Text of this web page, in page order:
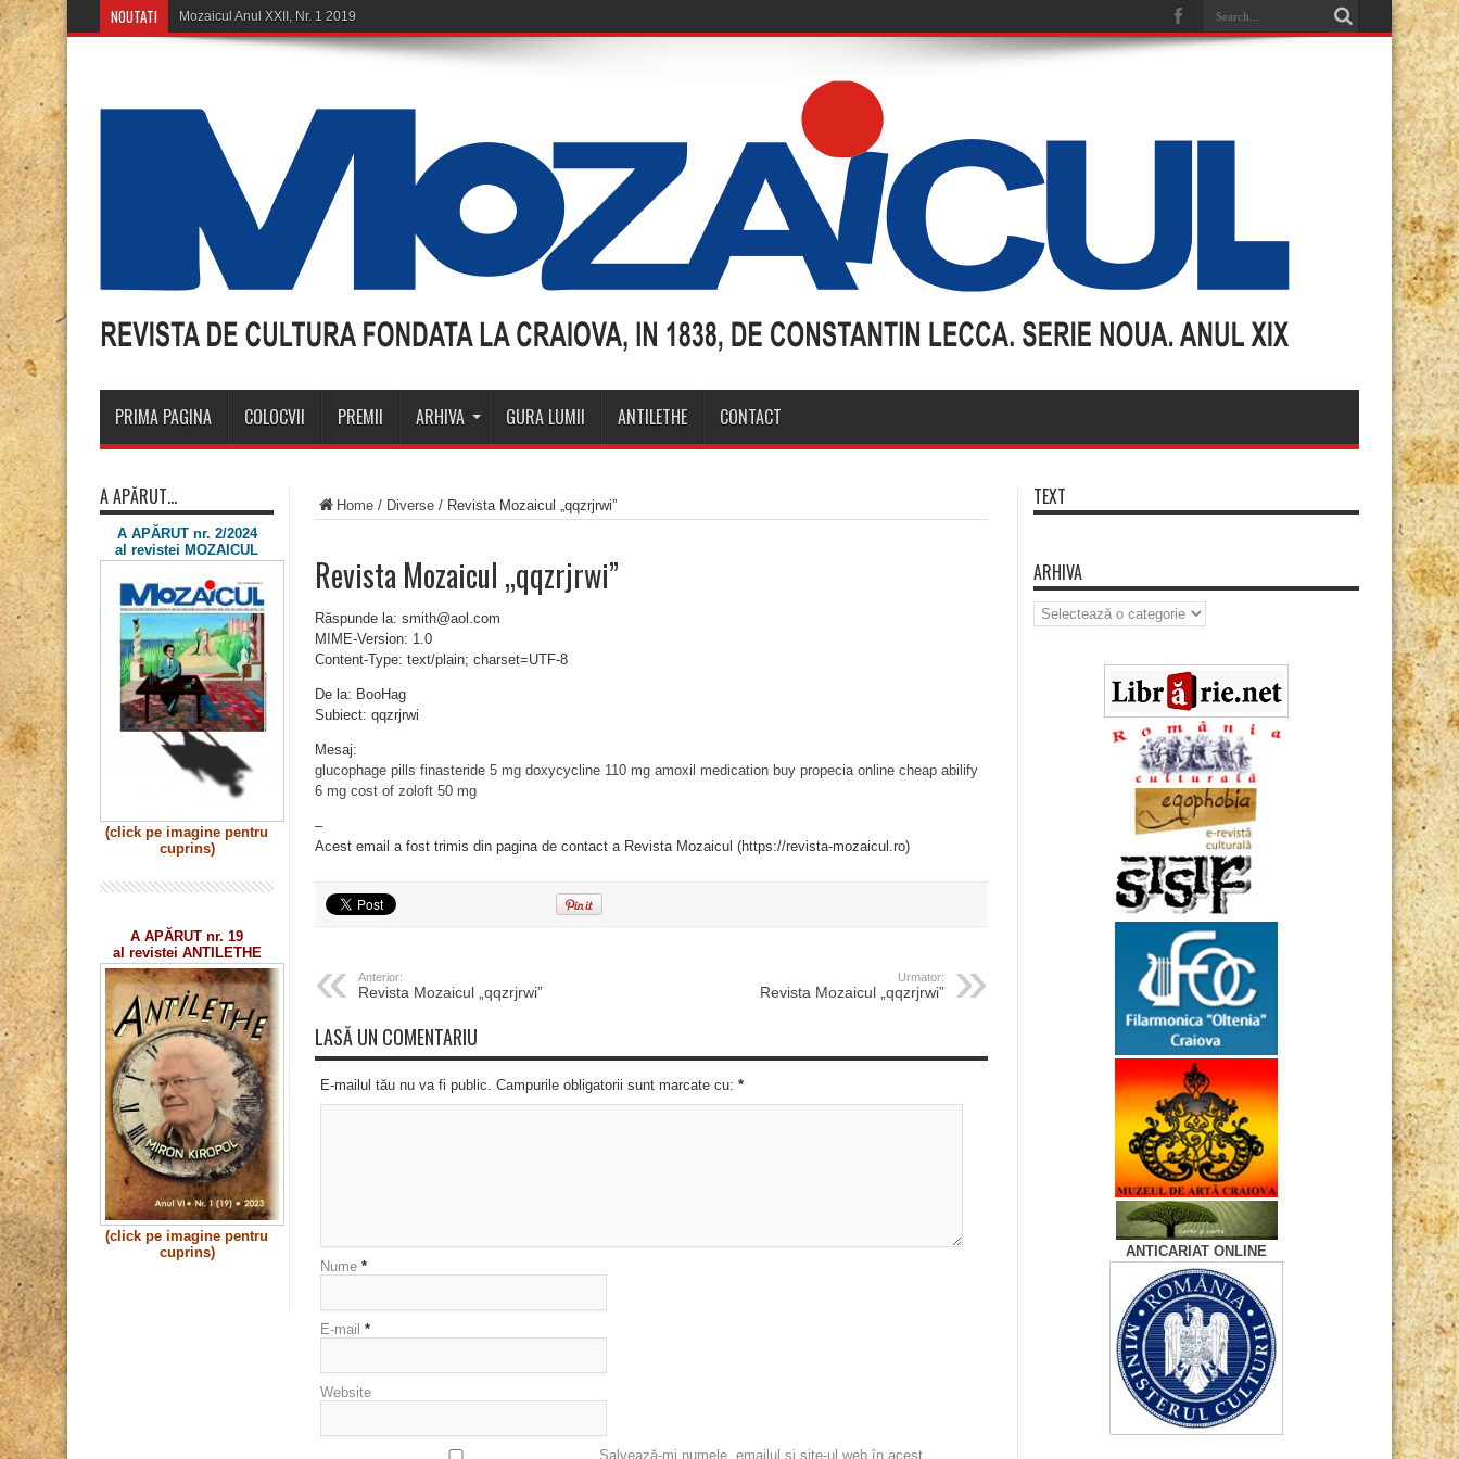
NOUTATI Mozaicul Anul XXII, Nr. 1 2019
PRIMA PAGINA COLOCVII PREMII ARHIVA GURA LUMII ANTILETHE CONTACT
Home / Diverse / Revista Mozaicul „qqzrjrwi”
Revista Mozaicul „qqzrjrwi”
Răspunde la: smith@aol.com
MIME-Version: 1.0
Content-Type: text/plain; charset=UTF-8
De la: BooHag
Subiect: qqzrjrwi
Mesaj:
glucophage pills finasteride 5 mg doxycycline 110 mg amoxil medication buy propecia online cheap abilify
6 mg cost of zoloft 50 mg
–
Acest email a fost trimis din pagina de contact a Revista Mozaicul (https://revista-mozaicul.ro)
Anterior:
Revista Mozaicul „qqzrjrwi”
Urmator:
Revista Mozaicul „qqzrjrwi”
LASĂ UN COMENTARIU
E-mailul tău nu va fi public. Campurile obligatorii sunt marcate cu: *
Nume *
E-mail *
Website
Salvează-mi numele, emailul și site-ul web în acest
A APĂRUT…
A APĂRUT nr. 2/2024
al revistei MOZAICUL
(click pe imagine pentru
cuprins)
A APĂRUT nr. 19
al revistei ANTILETHE
(click pe imagine pentru
cuprins)
TEXT
ARHIVA
Arhiva
ANTICARIAT ONLINE